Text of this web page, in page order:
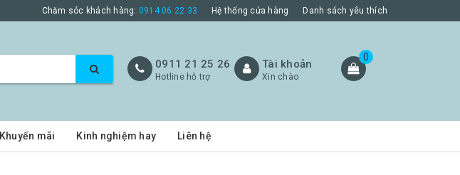
Chăm sóc khách hàng: 0914 06 22 33 Hệ thống cửa hàng Danh sách yêu thích
0911 21 25 26
Hotline hỗ trợ
Tài khoản
Xin chào
0
Khuyến mãi Kinh nghiệm hay Liên hệ